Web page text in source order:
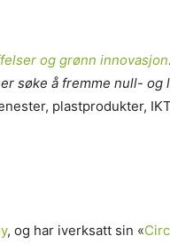
og grønn innovasjon
søke å fremme null-
plastprodukter,
, og har iverksatt sin «